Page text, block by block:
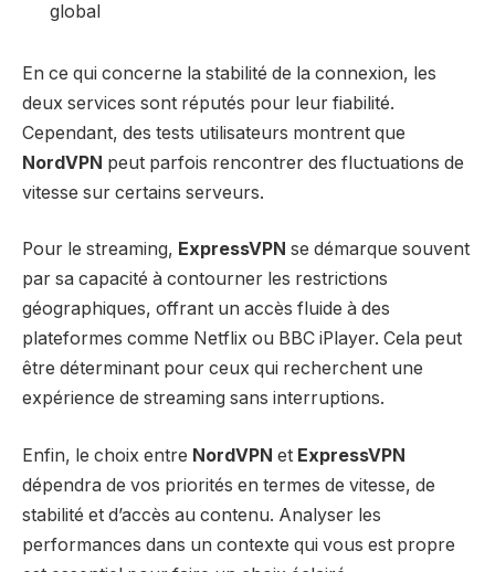
global
En ce qui concerne la stabilité de la connexion, les
deux services sont réputés pour leur fiabilité.
Cependant, des tests utilisateurs montrent que
NordVPN peut parfois rencontrer des fluctuations de
vitesse sur certains serveurs.
Pour le streaming, ExpressVPN se démarque souvent
par sa capacité à contourner les restrictions
géographiques, offrant un accès fluide à des
plateformes comme Netflix ou BBC iPlayer. Cela peut
être déterminant pour ceux qui recherchent une
expérience de streaming sans interruptions.
Enfin, le choix entre NordVPN et ExpressVPN
dépendra de vos priorités en termes de vitesse, de
stabilité et d’accès au contenu. Analyser les
performances dans un contexte qui vous est propre